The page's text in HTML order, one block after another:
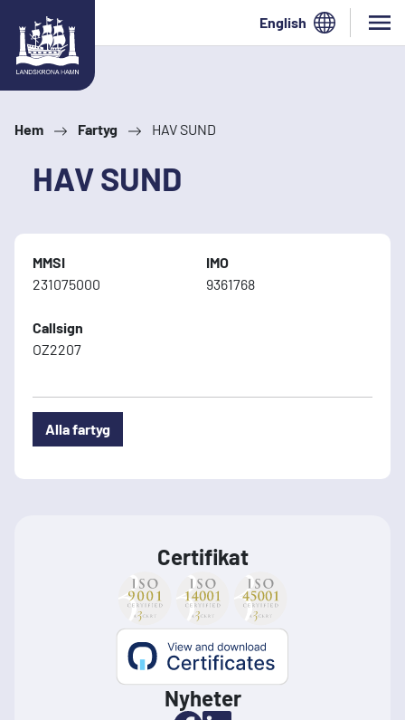
English
Hem Fartyg HAV SUND
HAV SUND
MMSI
231075000
IMO
9361768
Callsign
OZ2207
Alla fartyg
Certifikat
Nyheter